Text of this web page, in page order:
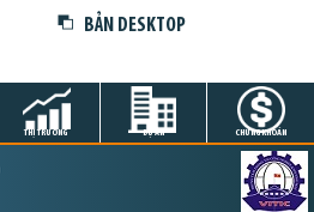
BẢN DESKTOP
THỊ TRƯỜNG DỰ ÁN CHỨNG KHOÁN